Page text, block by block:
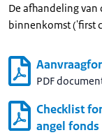
De afhandeling van
binnenkomst ('first
PDF
Checklist
angel fonds